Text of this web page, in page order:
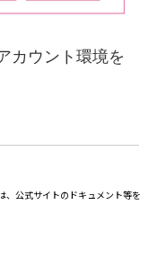
カウント環境を
、公式サイトのドキュメント等を